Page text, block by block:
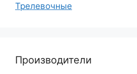
Трелевочные
Производители